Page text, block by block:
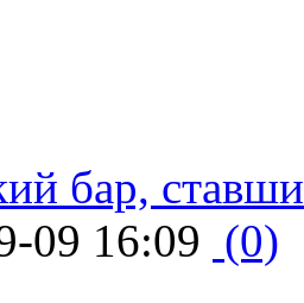
бар,
09 16:09 (0)